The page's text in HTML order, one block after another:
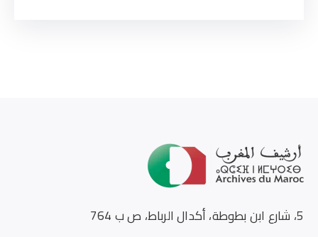
5، شارع ابن بطوطة، أكدال الرباط، ص ب 764